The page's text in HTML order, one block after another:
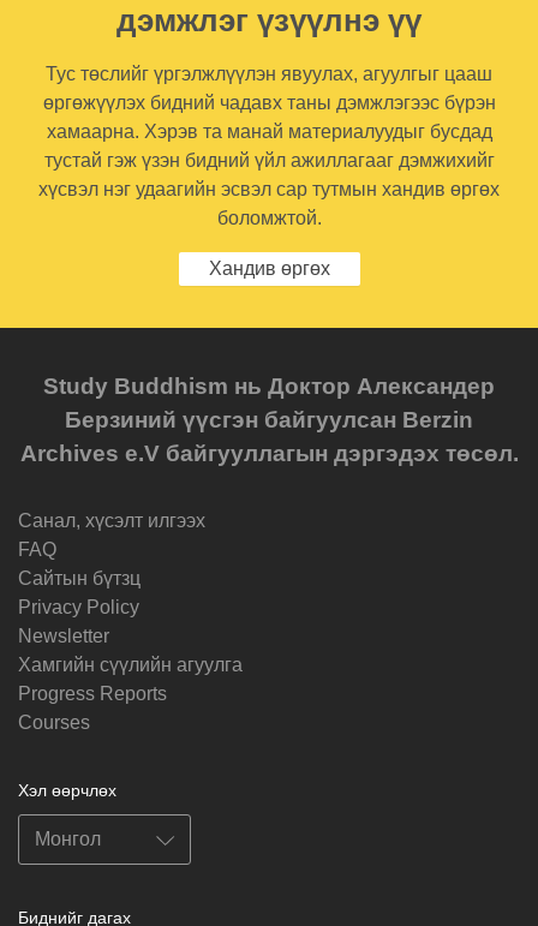
дэмжлэг үзүүлнэ үү
Тус төслийг үргэлжлүүлэн явуулах, агуулгыг цааш
өргөжүүлэх бидний чадавх таны дэмжлэгээс бүрэн
хамаарна. Хэрэв та манай материалуудыг бусдад
тустай гэж үзэн бидний үйл ажиллагааг дэмжихийг
хүсвэл нэг удаагийн эсвэл сар тутмын хандив өргөх
боломжтой.
Хандив өргөх
Study Buddhism нь Доктор Александер
Берзиний үүсгэн байгуулсан Berzin
Archives e.V байгууллагын дэргэдэх төсөл.
Санал, хүсэлт илгээх
FAQ
Cайтын бүтзц
Privacy Policy
Newsletter
Хамгийн сүүлийн агуулга
Progress Reports
Courses
Хэл өөрчлөх
Биднийг дагах